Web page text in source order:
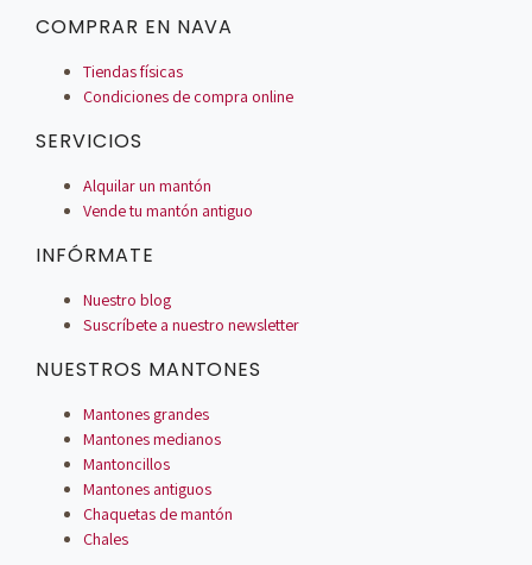
COMPRAR EN NAVA
Tiendas físicas
Condiciones de compra online
SERVICIOS
Alquilar un mantón
Vende tu mantón antiguo
INFÓRMATE
Nuestro blog
Suscríbete a nuestro newsletter
NUESTROS MANTONES
Mantones grandes
Mantones medianos
Mantoncillos
Mantones antiguos
Chaquetas de mantón
Chales